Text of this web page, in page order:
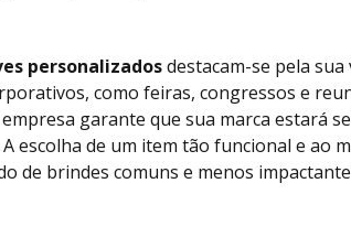
personalizadosdestacam-se pela
como feiras, congressos e
garante que sua marca estará
escolha de um item tão funcional e ao
de brindes comuns e menos